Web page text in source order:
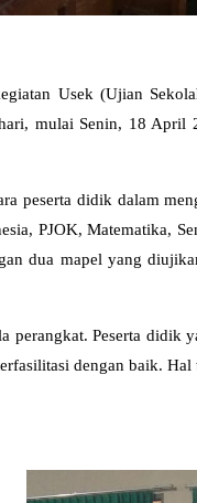
Usek (Ujian
mulai Senin, 18
peserta didik dalam
PJOK, Matematika,
dua mapel yang
Peserta didik
dengan baik. Hal